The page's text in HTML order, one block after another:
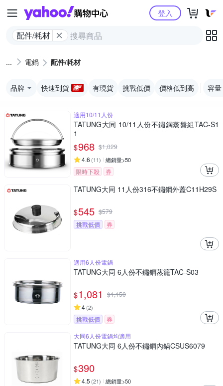
Yahoo購物中心
配件/耗材
登入
電鍋 配件/耗材
品牌 快速到貨 有現貨 挑戰低價 價格低到高 容量
適用10/11人份
TATUNG大同 10/11人份不鏽鋼蒸盤組TAC-S1
1
$968 $1,029
4.6 (11) 總銷量>50
限時下殺 券
TATUNG大同 11人份316不鏽鋼外蓋C11H29S
$545 $579
挑戰低價
券
適用6人份電鍋
TATUNG大同 6人份不鏽鋼蒸籠TAC-S03
$1,081 $1,150
4(2)
挑戰低價
券
大同6人份電鍋均適用
TATUNG大同 6人份不鏽鋼內鍋CSUS6079
$390
4.5 (21) 總銷量>50